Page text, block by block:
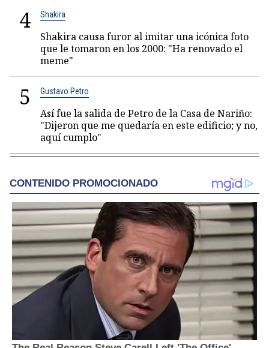
4 Shakira
Shakira causa furor al imitar una icónica foto
que le tomaron en los 2000: "Ha renovado el
meme"
5 Gustavo Petro
Así fue la salida de Petro de la Casa de Nariño:
"Dijeron que me quedaría en este edificio; y no,
aquí cumplo"